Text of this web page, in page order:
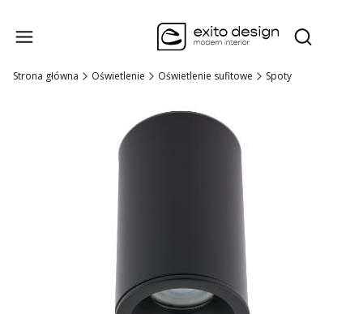
Otwórz
Strona główna Oświetlenie Oświetlenie sufitowe Spoty